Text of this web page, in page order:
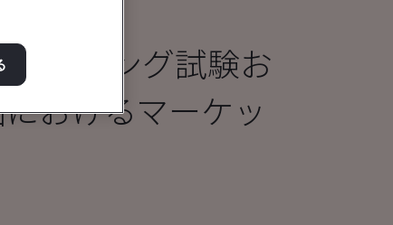
マーキング試験お
おけるマーケッ